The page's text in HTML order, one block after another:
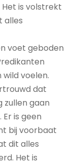
is volstrekt
alles
voet geboden
voelen.
dat
zullen gaan
is geen
bij voorbaat
dit alles
Het is